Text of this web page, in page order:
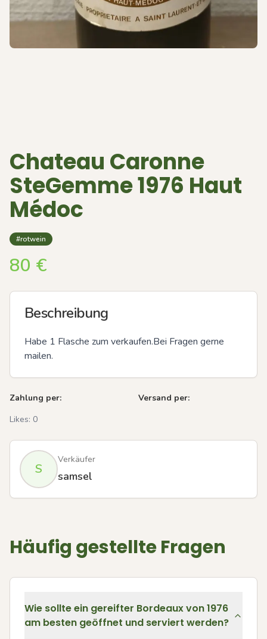
Chateau Caronne
SteGemme 1976 Haut
Médoc
#rotwein
80 €
Beschreibung
Habe 1 Flasche zum verkaufen.Bei Fragen gerne
mailen.
Zahlung per:
Versand per:
Likes: 0
S
Verkäufer
samsel
Häufig gestellte Fragen
Wie sollte ein gereifter Bordeaux von 1976
am besten geöffnet und serviert werden?